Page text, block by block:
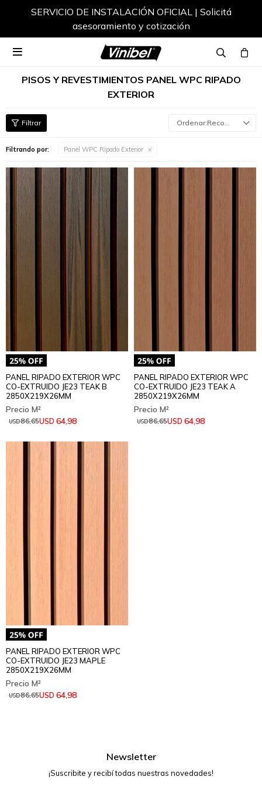
SERVICIO DE INSTALACIÓN OFICIAL | Solicitá
asesoramiento y cotización

PISOS Y REVESTIMIENTOS PANEL WPC RIPADO
EXTERIOR
Recomendados
Filtrando por: Panel WPC Ripado Exterior
PANEL RIPADO EXTERIOR WPC
CO-EXTRUIDO JE23 TEAK B
2850X219X26MM
USD 64,98
USD86,65
PANEL RIPADO EXTERIOR WPC
CO-EXTRUIDO JE23 TEAK A
2850X219X26MM
USD 64,98
USD86,65
PANEL RIPADO EXTERIOR WPC
CO-EXTRUIDO JE23 MAPLE
2850X219X26MM
USD 64,98
USD86,65
Newsletter
¡Suscribite y recibí todas nuestras novedades!